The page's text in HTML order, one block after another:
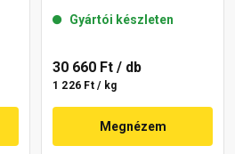
Gyártói készleten
30 660 Ft / db
1 226 Ft / kg
Megnézem